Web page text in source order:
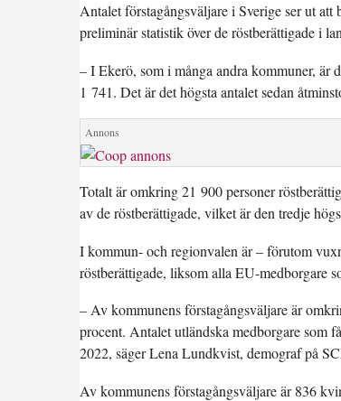
Antalet förstagångsväljare i Sverige ser ut
preliminär statistik över de röstberättigade i
– I Ekerö, som i många andra kommuner, är
1 741. Det är det högsta antalet sedan
Totalt är omkring 21 900 personer
av de röstberättigade, vilket är den tredje
I kommun- och regionvalen är – förutom
röstberättigade, liksom alla EU-medborgare
– Av kommunens förstagångsväljare är
procent. Antalet utländska medborgare som
2022, säger Lena Lundkvist, demograf på
Av kommunens förstagångsväljare är 836